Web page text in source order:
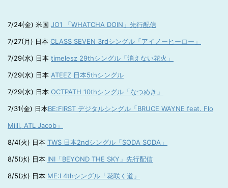
7/24(金) 米国 JO1 「WHATCHA DOIN」先行配信
7/27(月) 日本 CLASS SEVEN 3rdシングル「アイノーヒーロー」
7/29(水) 日本 timelesz 29thシングル「消えない花火」
7/29(水) 日本 ATEEZ 日本5thシングル
7/29(水) 日本 OCTPATH 10thシングル「なつめき」
7/31(金) 日本BE:FIRST デジタルシングル「BRUCE WAYNE feat. Flo
Milli, ATL Jacob」
8/4(火) 日本 TWS 日本2ndシングル「SODA SODA」
8/5(水) 日本 INI「BEYOND THE SKY」先行配信
8/5(水) 日本 ME:I 4thシングル「花咲く道」